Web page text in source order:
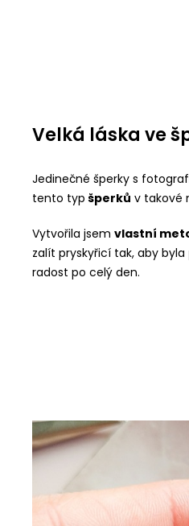
Velká láska ve
Jedinečné šperky s
tento typ šperků v takové
Vytvořila jsem vlastní
zalít pryskyřicí tak, aby byla
radost po celý den.